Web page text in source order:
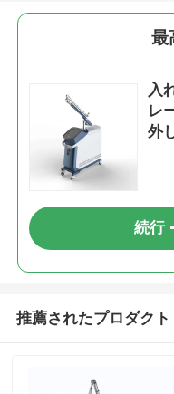
最
入
レ
外
続行
推薦されたプロダクト